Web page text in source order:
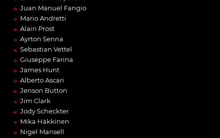
→ Juan Manuel Fangio
→ Mario Andretti
→ Alain Prost
→ Ayrton Senna
→ Sebastian Vettel
→ Giuseppe Farina
→ James Hunt
→ Alberto Ascari
→ Jenson Button
→ Jim Clark
→ Jody Scheckter
→ Mika Häkkinen
→ Nigel Mansell